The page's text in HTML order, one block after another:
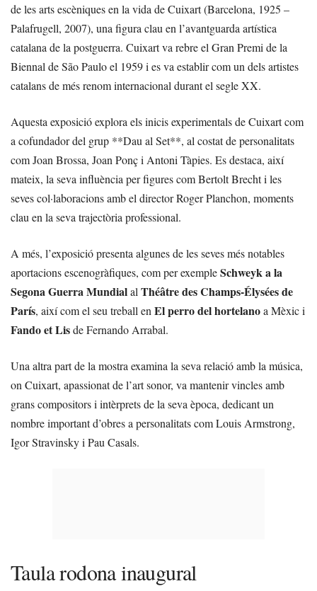
de les arts escèniques en la vida de Cuixart (Barcelona, 1925 –
Palafrugell, 2007), una figura clau en l’avantguarda artística
catalana de la postguerra. Cuixart va rebre el Gran Premi de la
Biennal de São Paulo el 1959 i es va establir com un dels artistes
catalans de més renom internacional durant el segle XX.
Aquesta exposició explora els inicis experimentals de Cuixart com
a cofundador del grup **Dau al Set**, al costat de personalitats
com Joan Brossa, Joan Ponç i Antoni Tàpies. Es destaca, així
mateix, la seva influència per figures com Bertolt Brecht i les
seves col·laboracions amb el director Roger Planchon, moments
clau en la seva trajectòria professional.
A més, l’exposició presenta algunes de les seves més notables
aportacions escenogràfiques, com per exempleSchweyk a la
Segona Guerra Mundialal Théâtre des Champs-Élysées de
París, així com el seu treball en El perro del hortelanoa Mèxic i
Fando et Lisde Fernando Arrabal.
Una altra part de la mostra examina la seva relació amb la música,
on Cuixart, apassionat de l’art sonor, va mantenir vincles amb
grans compositors i intèrprets de la seva època, dedicant un
nombre important d’obres a personalitats com Louis Armstrong,
Igor Stravinsky i Pau Casals.
Taula rodona inaugural